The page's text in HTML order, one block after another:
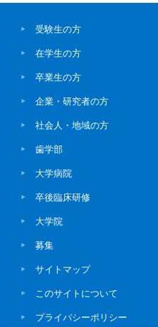
受験生の方
在学生の方
卒業生の方
企業・研究者の方
社会人・地域の方
歯学部
大学病院
卒後臨床研修
大学院
募集
サイトマップ
このサイトについて
プライバシーポリシー